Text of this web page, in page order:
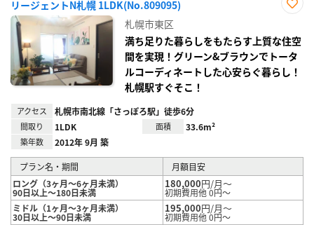
リージェントN札幌 1LDK(No.809095)
り登
録
札幌市東区
満ち足りた暮らしをもたらす上質な住空
間を実現！グリーン&ブラウンでトータ
ルコーディネートした心安らぐ暮らし！
札幌駅すぐそこ！
アクセス 札幌市南北線「さっぽろ駅」徒歩6分
間取り 1LDK 面積 33.6m²
築年数 2012年 9月 築
プラン名・期間
月額目安
ロング（3ヶ月～6ヶ月未満）
90日以上～180日未満
180,000円/月～
初期費用他 0円～
ミドル（1ヶ月～3ヶ月未満）
30日以上～90日未満
195,000円/月～
初期費用他 0円～